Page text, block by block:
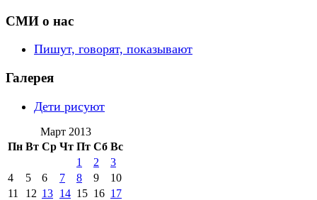
СМИ о нас
Пишут, говорят, показывают
Галерея
Дети рисуют
Март 2013
Пн Вт Ср Чт Пт Сб Вс
1
2
3
4
5 6 7 8 9
10
11
12 13 14 15 16 17